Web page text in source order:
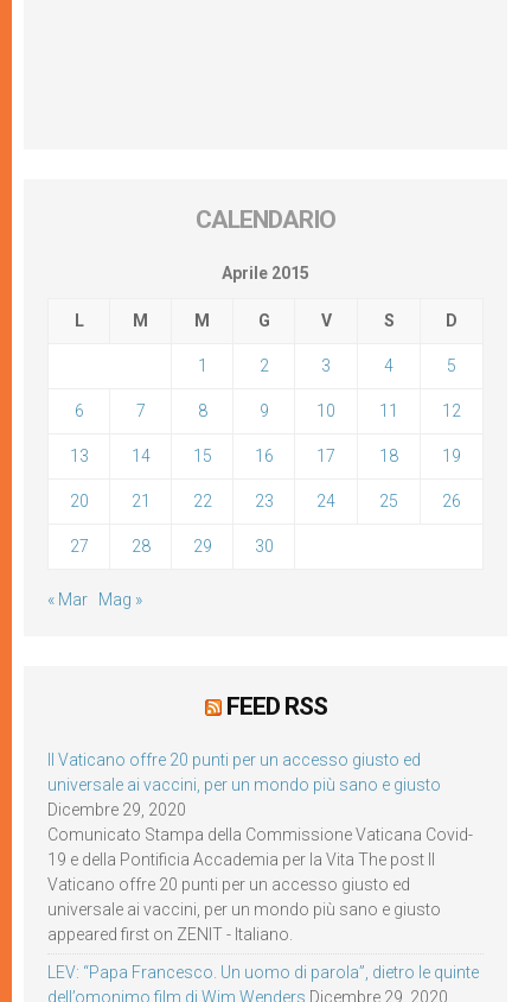
CALENDARIO
Aprile 2015
L M M G V S D
1 2 3 4 5
6 7 8 9 10 11 12
13 14 15 16 17 18 19
20 21 22 23 24 25 26
27 28 29 30
« Mar Mag »
FEED RSS
Il Vaticano offre 20 punti per un accesso giusto ed
universale ai vaccini, per un mondo più sano e giusto
Dicembre 29, 2020
Comunicato Stampa della Commissione Vaticana Covid-
19 e della Pontificia Accademia per la Vita The post Il
Vaticano offre 20 punti per un accesso giusto ed
universale ai vaccini, per un mondo più sano e giusto
appeared first on ZENIT - Italiano.
LEV: “Papa Francesco. Un uomo di parola”, dietro le quinte
dell’omonimo film di Wim Wenders Dicembre 29, 2020